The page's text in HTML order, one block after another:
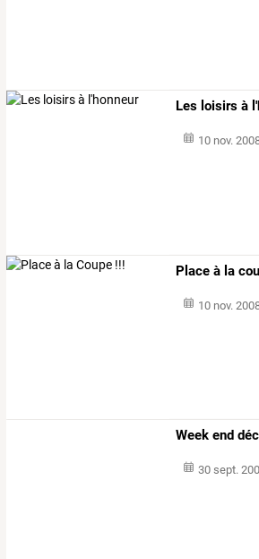
Les loisirs à
10 nov.
Place à la
10 nov.
Week end
30 sept.